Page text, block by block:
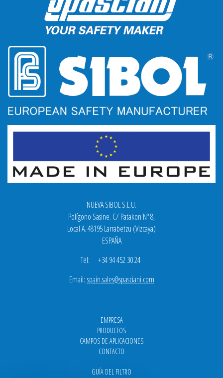
NUEVA SIBOL S.L.U.
Polígono Sasine. C/ Patakon Nº 8,
Local A. 48195 Larrabetzu (Vizcaya)
ESPAÑA
Tel: +34 94 452 30 24
Email: spain.sales@spasciani.com
EMPRESA
PRODUCTOS
CAMPOS DE APLICACIONES
CONTACTO
GUÍA DEL FILTRO